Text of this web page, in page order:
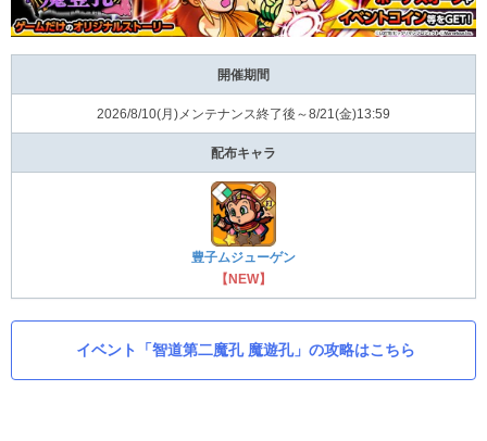
開催期間
2026/8/10(⽉)メンテナンス終了後～8/21(⾦)13:59
配布キャラ
豊⼦ムジューゲン
【NEW】
イベント「智道第⼆魔孔 魔遊孔」の攻略はこちら